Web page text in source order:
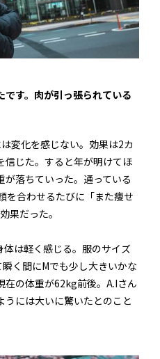
です。肉が引っ張られている
変化を感じない。効果は2カ
信じた。すると年が明けてほ
落ちていった。通っている
を合わせるたびに「また痩せ
果だった。
は軽く感じる。服のサイズ
く間にMでも少し大きいかな
在の体重が62kg前後。A.Iさん
には大いに驚いたとのこと